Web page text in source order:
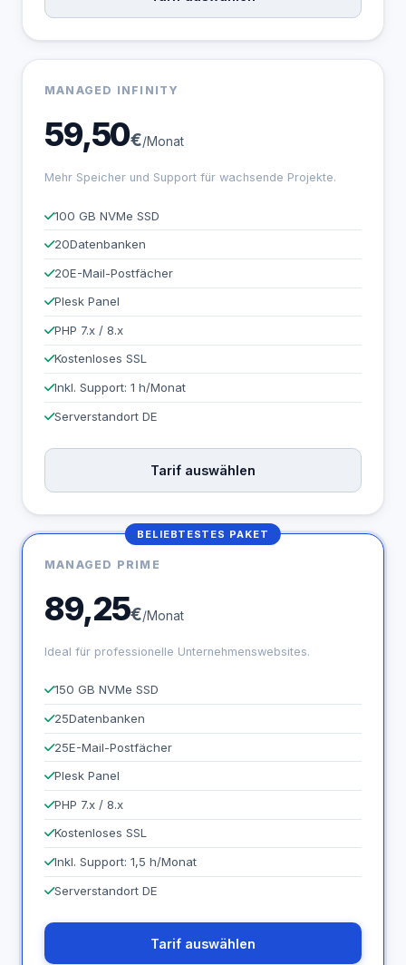
MANAGED INFINITY
€
59,50 /Monat
Mehr Speicher und Support für wachsende Projekte.
100 GB NVMe SSD
20Datenbanken
20E-Mail-Postfächer
Plesk Panel
PHP 7.x / 8.x
Kostenloses SSL
Inkl. Support: 1 h/Monat
Serverstandort DE
Tarif auswählen
BELIEBTESTES PAKET
MANAGED PRIME
€
89,25 /Monat
Ideal für professionelle Unternehmenswebsites.
150 GB NVMe SSD
25Datenbanken
25E-Mail-Postfächer
Plesk Panel
PHP 7.x / 8.x
Kostenloses SSL
Inkl. Support: 1,5 h/Monat
Serverstandort DE
Tarif auswählen